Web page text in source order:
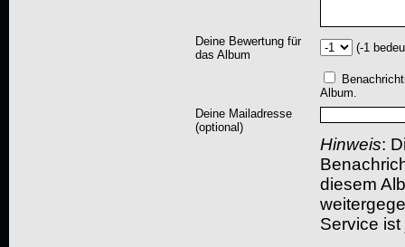
Deine Bewertung für
das Album
(-1
Album.
Deine Mailadresse
(optional)
Hinweis:
diesem
Service